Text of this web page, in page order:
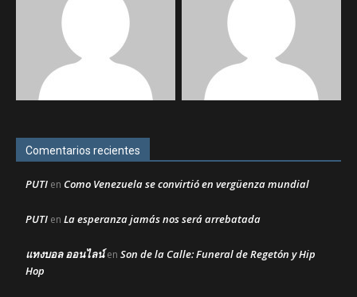
Comentarios recientes
PUTI en Como Venezuela se convirtió en vergüenza mundial
PUTI en La esperanza jamás nos será arrebatada
แทงบอล ออนไลน์en Son de la Calle: Funeral de Regetón y Hip
Hop